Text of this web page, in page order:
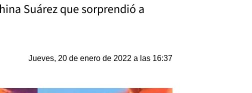
Suárez que sorprendió a
Jueves, 20 de enero de 2022 a las 16:37